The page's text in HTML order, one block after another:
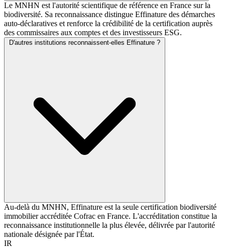
Le MNHN est l'autorité scientifique de référence en France sur la
biodiversité. Sa reconnaissance distingue Effinature des démarches
auto-déclaratives et renforce la crédibilité de la certification auprès
des commissaires aux comptes et des investisseurs ESG.
D'autres institutions reconnaissent-elles Effinature ?
Au-delà du MNHN, Effinature est la seule certification biodiversité
immobilier accréditée Cofrac en France. L'accréditation constitue la
reconnaissance institutionnelle la plus élevée, délivrée par l'autorité
nationale désignée par l'État.
IR